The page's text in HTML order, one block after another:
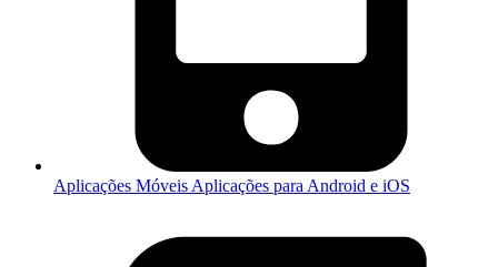
Aplicações Móveis Aplicações para Android e iOS